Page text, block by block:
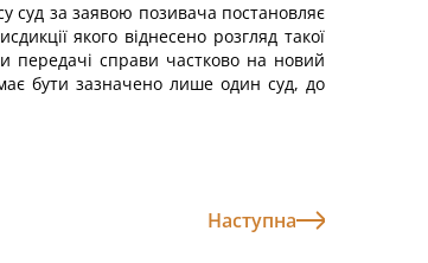
суд за заявою позивача постановляє
якого віднесено розгляд такої
передачі справи частково на новий
бути зазначено лише один суд, до
Наступна